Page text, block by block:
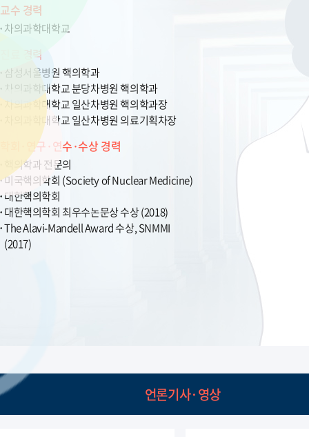
교수 경력
차의과학대학교
진료 경력
삼성서울병원 핵의학과
차의과학대학교 분당차병원 핵의학과
차의과학대학교 일산차병원 핵의학과장
차의과학대학교 일산차병원 의료기획차장
학회·연구·연수·수상 경력
핵의학과 전문의
미국핵의학회 (Society of Nuclear Medicine)
대한핵의학회
대한핵의학회 최우수논문상 수상 (2018)
The Alavi-Mandell Award 수상, SNMMI
(2017)
언론기사·영상